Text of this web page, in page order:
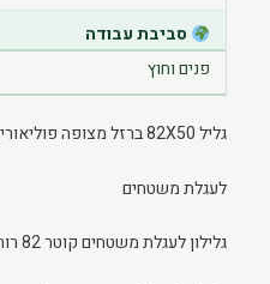
סביבת עבודה
פנים וחוץ
גליל 82X50 ברזל מצופה פוליאוריטן
לעגלת משטחים
גלילון לעגלת משטחים קוטר 82 רוחב 50